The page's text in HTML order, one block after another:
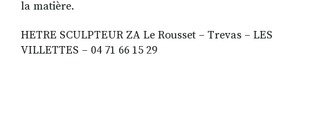
la matière.
HETRE SCULPTEUR ZA Le Rousset – Trevas – LES
VILLETTES – 04 71 66 15 29